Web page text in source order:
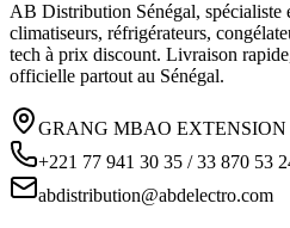
AB Distribution Sénégal, spécialiste
climatiseurs, réfrigérateurs,
tech à prix discount. Livraison
officielle partout au Sénégal.
GRANG MBAO EXTENSION
+221 77 941 30 35 / 33 870 53
abdistribution@abdelectro.com